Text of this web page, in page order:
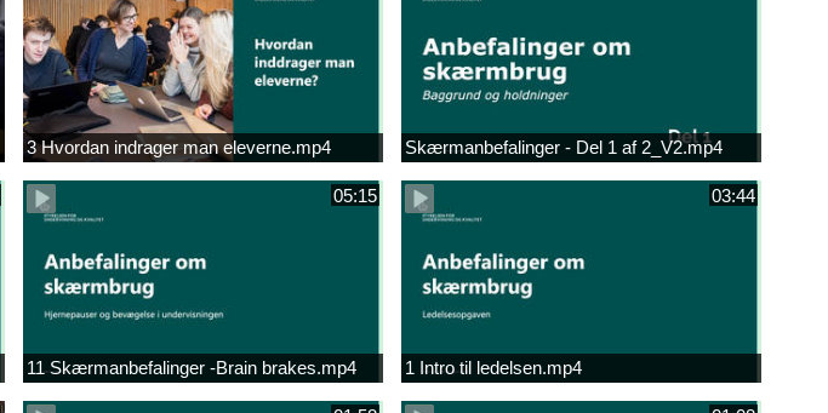
3 Hvordan indrager man eleverne.mp4 Skærmanbefalinger - Del 1 af 2_V2.mp4
05:15
11 Skærmanbefalinger -Brain brakes.mp4
03:44
1 Intro til ledelsen.mp4